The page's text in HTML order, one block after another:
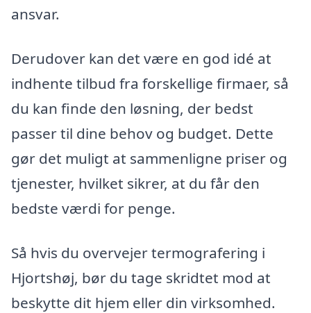
ansvar.
Derudover kan det være en god idé at
indhente tilbud fra forskellige firmaer, så
du kan finde den løsning, der bedst
passer til dine behov og budget. Dette
gør det muligt at sammenligne priser og
tjenester, hvilket sikrer, at du får den
bedste værdi for penge.
Så hvis du overvejer termografering i
Hjortshøj, bør du tage skridtet mod at
beskytte dit hjem eller din virksomhed.